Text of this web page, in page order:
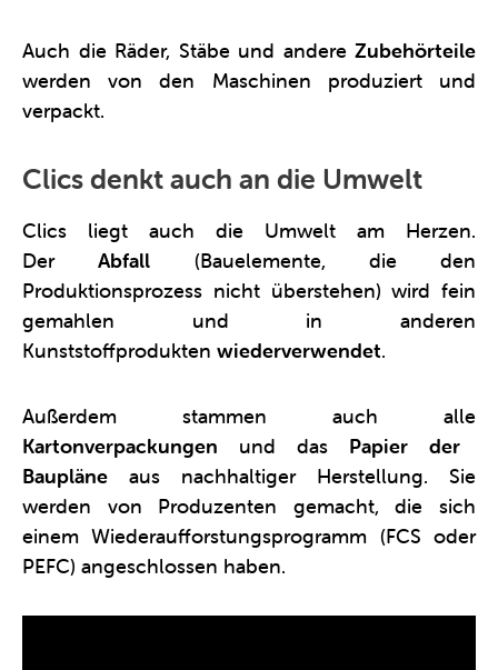
Auch die Räder, Stäbe und andere Zubehörteile
werden von den Maschinen produziert und
verpackt.
Clics denkt auch an die Umwelt
Clics liegt auch die Umwelt am Herzen.
DerAbfall (Bauelemente, die den
Produktionsprozess nicht überstehen) wird fein
gemahlen und in anderen
Kunststoffprodukten wiederverwendet.
Außerdem stammen auch alle
Kartonverpackungen und das Papier der
Baupläne aus nachhaltiger Herstellung. Sie
werden von Produzenten gemacht, die sich
einem Wiederaufforstungsprogramm (FCS oder
PEFC) angeschlossen haben.